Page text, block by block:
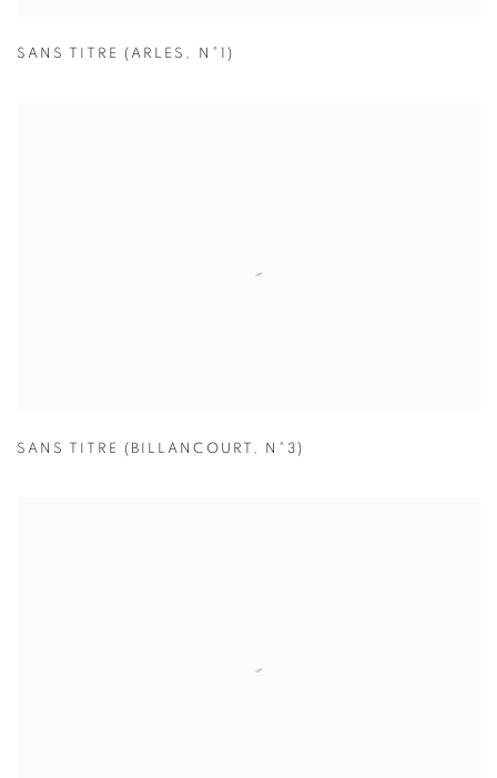
SANS TITRE (ARLES , N°1)
SANS TITRE (BILLANCOURT , N°3)